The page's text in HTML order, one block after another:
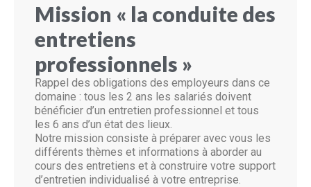
Mission « la conduite des
entretiens
professionnels »
Rappel des obligations des employeurs dans ce
domaine : tous les 2 ans les salariés doivent
bénéficier d’un entretien professionnel et tous
les 6 ans d’un état des lieux.
Notre mission consiste à préparer avec vous les
différents thèmes et informations à aborder au
cours des entretiens et à construire votre support
d’entretien individualisé à votre entreprise.